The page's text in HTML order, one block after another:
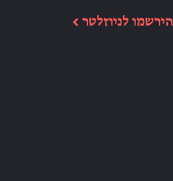
הירשמו לניוזלטר ←